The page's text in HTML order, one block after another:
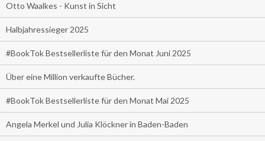
Otto Waalkes - Kunst in Sicht
Halbjahressieger 2025
#BookTok Bestsellerliste für den Monat Juni 2025
Über eine Million verkaufte Bücher.
#BookTok Bestsellerliste für den Monat Mai 2025
Angela Merkel und Julia Klöckner in Baden-Baden